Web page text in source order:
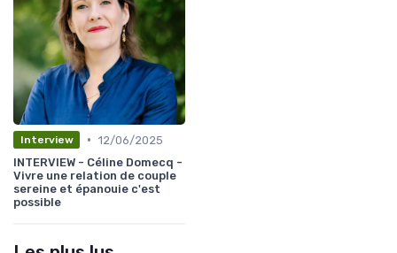
Interview • 12/06/2025
INTERVIEW - Céline Domecq -
Vivre une relation de couple
sereine et épanouie c'est
possible